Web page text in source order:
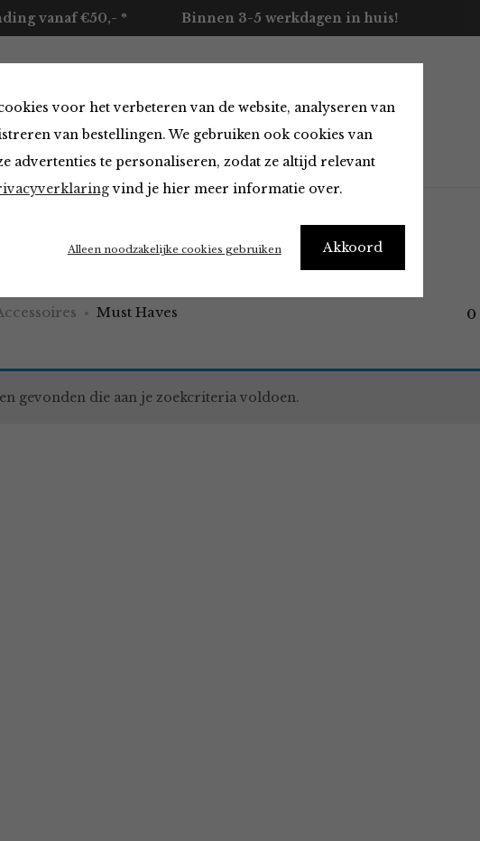
voor het verbeteren van de website, analyseren van
van bestellingen. We gebruiken ook cookies van
advertenties te personaliseren, zodat ze altijd relevant
vind je hier meer informatie over.
Akkoord
Alleen noodzakelijke cookies gebruiken
vanaf €50,- * Binnen 3-5 werkdagen in huis!
Merken Over ons Contact
Must Haves 0
gevonden die aan je zoekcriteria voldoen.